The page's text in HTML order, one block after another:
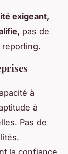
exigeant,
pas de
à
à
Pas de
la confiance